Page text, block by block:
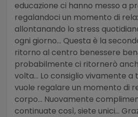
educazione ci hanno messo a
regalandoci un momento di
allontanando lo stress
ogni giorno... Questa è la
ritorno al centro benessere
probabilmente ci ritornerò
volta... Lo consiglio vivamente a
vuole regalare un momento di
corpo... Nuovamente
continuate così, siete unici...